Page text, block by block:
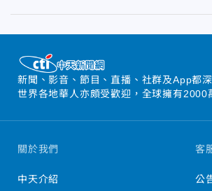
新聞、影音、節目、直播、社群及App都
世界各地華人亦頗受歡迎，全球擁有2000
關於我們
中天介紹
客
公